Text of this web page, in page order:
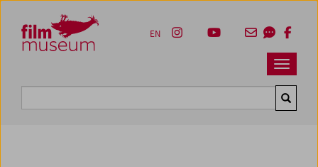
Zum Inhalt
Zum Hauptmenü
Zur Servicenavigation
Zum Suche
Navbar
EN